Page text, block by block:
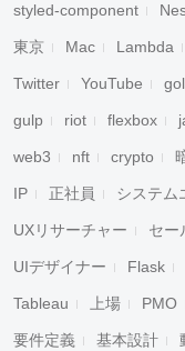
styled-component
東京 Mac Lambda
Twitter YouTube
gulp riot flexbox
web3 nft crypto
IP 正社員 システム
UXリサーチャー セー
UIデザイナー Flask
Tableau 上場 PMO
要件定義 基本設計